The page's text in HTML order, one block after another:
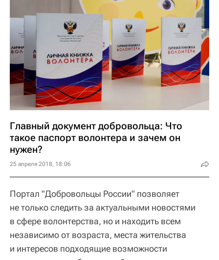
Главный документ добровольца: Что
такое паспорт волонтера и зачем он
нужен?
25 апреля 2018, 18:06
Портал "Добровольцы России" позволяет
не только следить за актуальными новостями
в сфере волонтерства, но и находить всем
независимо от возраста, места жительства
и интересов подходящие возможности